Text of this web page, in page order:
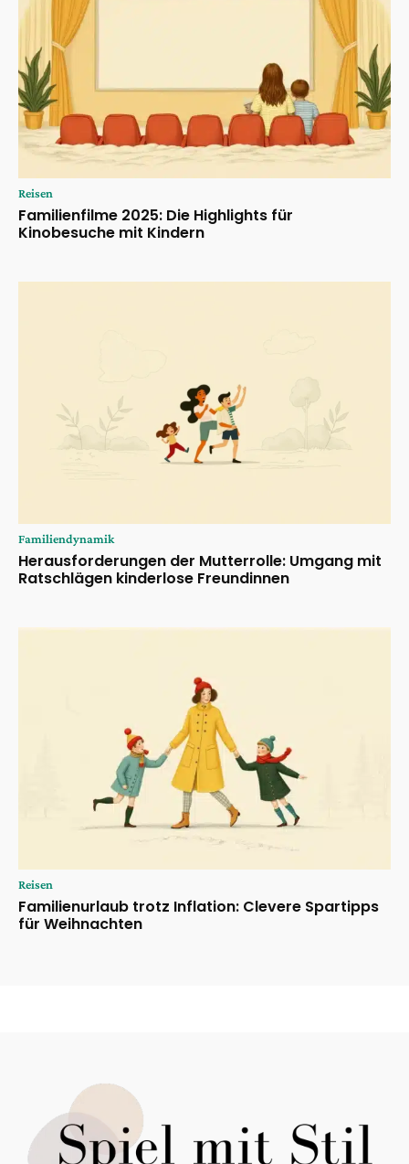
Reisen
Familienfilme 2025: Die Highlights für
Kinobesuche mit Kindern
Familiendynamik
Herausforderungen der Mutterrolle: Umgang mit
Ratschlägen kinderlose Freundinnen
Reisen
Familienurlaub trotz Inflation: Clevere Spartipps
für Weihnachten